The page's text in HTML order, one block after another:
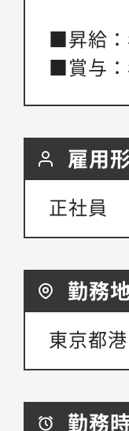
■昇給
■賞与
雇用
正社員
勤務
東京都
勤務